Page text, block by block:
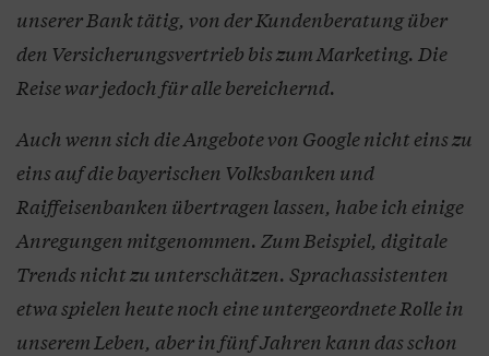
unserer Bank tätig, von der Kundenberatung über
den Versicherungsvertrieb bis zum Marketing. Die
Reise war jedoch für alle bereichernd.
Auch wenn sich die Angebote von Google nicht eins zu
eins auf die bayerischen Volksbanken und
Raiffeisenbanken übertragen lassen, habe ich einige
Anregungen mitgenommen. Zum Beispiel, digitale
Trends nicht zu unterschätzen. Sprachassistenten
etwa spielen heute noch eine untergeordnete Rolle in
unserem Leben, aber in fünf Jahren kann das schon